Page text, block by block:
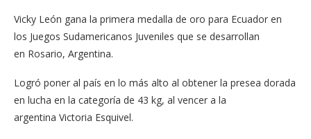
Vicky León gana la primera medalla de oro para Ecuador en
los Juegos Sudamericanos Juveniles que se desarrollan
en Rosario, Argentina.
Logró poner al país en lo más alto al obtener la presea dorada
en lucha en la categoría de 43 kg, al vencer a la
argentina Victoria Esquivel.